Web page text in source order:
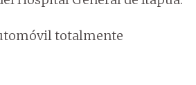
totalmente